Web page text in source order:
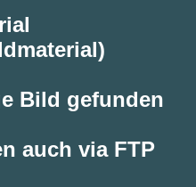
Bild gefunden
auch via FTP